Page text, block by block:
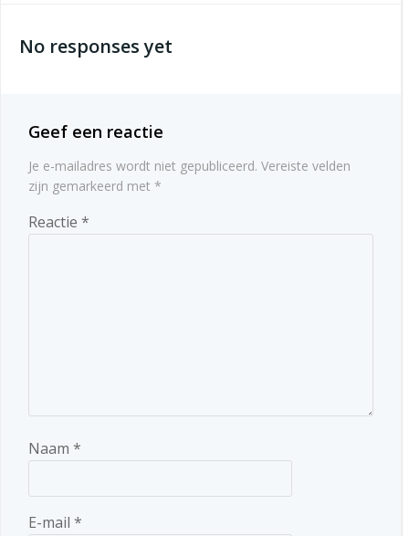
navigatie
No responses yet
Geef een reactie
Je e-mailadres wordt niet gepubliceerd. Vereiste velden
zijn gemarkeerd met *
Reactie *
Naam *
E-mail *